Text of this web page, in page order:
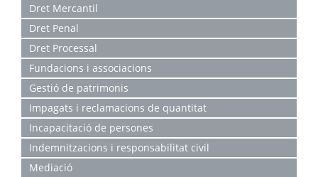
Dret Mercantil
Dret Penal
Dret Processal
Fundacions i associacions
Gestió de patrimonis
Impagats i reclamacions de quantitat
Incapacitació de persones
Indemnitzacions i responsabilitat civil
Mediació